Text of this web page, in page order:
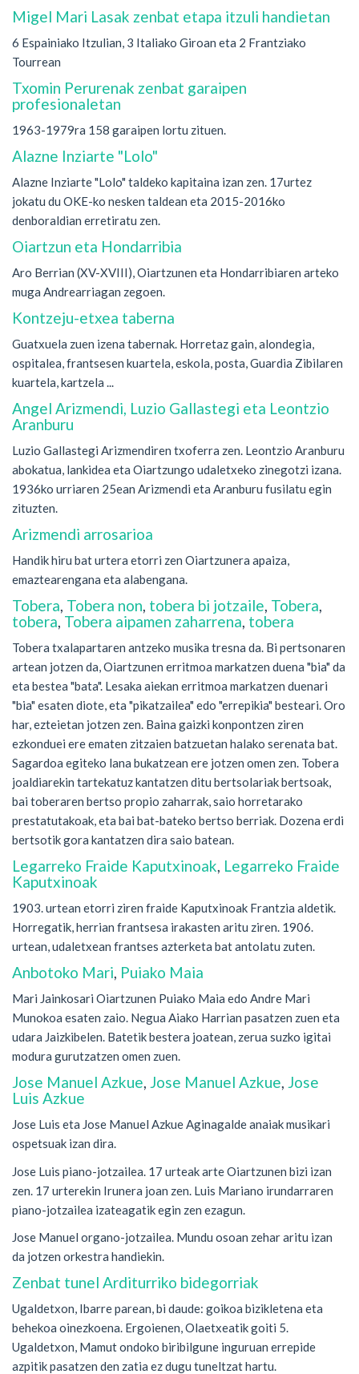
Migel Mari Lasak zenbat etapa itzuli handietan
6 Espainiako Itzulian, 3 Italiako Giroan eta 2 Frantziako
Tourrean
Txomin Perurenak zenbat garaipen
profesionaletan
1963-1979ra 158 garaipen lortu zituen.
Alazne Inziarte "Lolo"
Alazne Inziarte "Lolo" taldeko kapitaina izan zen. 17urtez
jokatu du OKE-ko nesken taldean eta 2015-2016ko
denboraldian erretiratu zen.
Oiartzun eta Hondarribia
Aro Berrian (XV-XVIII), Oiartzunen eta Hondarribiaren arteko
muga Andrearriagan zegoen.
Kontzeju-etxea taberna
Guatxuela zuen izena tabernak. Horretaz gain, alondegia,
ospitalea, frantsesen kuartela, eskola, posta, Guardia Zibilaren
kuartela, kartzela ...
Angel Arizmendi, Luzio Gallastegi eta Leontzio
Aranburu
Luzio Gallastegi Arizmendiren txoferra zen. Leontzio Aranburu
abokatua, lankidea eta Oiartzungo udaletxeko zinegotzi izana.
1936ko urriaren 25ean Arizmendi eta Aranburu fusilatu egin
zituzten.
Arizmendi arrosarioa
Handik hiru bat urtera etorri zen Oiartzunera apaiza,
emaztearengana eta alabengana.
Tobera Tobera non tobera bi jotzaile Tobera
tobera Tobera aipamen zaharrena tobera
Tobera txalapartaren antzeko musika tresna da. Bi pertsonaren
artean jotzen da, Oiartzunen erritmoa markatzen duena "bia" da
eta bestea "bata". Lesaka aiekan erritmoa markatzen duenari
"bia" esaten diote, eta "pikatzailea" edo "errepikia" besteari. Oro
har, ezteietan jotzen zen. Baina gaizki konpontzen ziren
ezkonduei ere ematen zitzaien batzuetan halako serenata bat.
Sagardoa egiteko lana bukatzean ere jotzen omen zen. Tobera
joaldiarekin tartekatuz kantatzen ditu bertsolariak bertsoak,
bai toberaren bertso propio zaharrak, saio horretarako
prestatutakoak, eta bai bat-bateko bertso berriak. Dozena erdi
bertsotik gora kantatzen dira saio batean.
Legarreko Fraide Kaputxinoak Legarreko Fraide
Kaputxinoak
1903. urtean etorri ziren fraide Kaputxinoak Frantzia aldetik.
Horregatik, herrian frantsesa irakasten aritu ziren. 1906.
urtean, udaletxean frantses azterketa bat antolatu zuten.
Anbotoko Mari Puiako Maia
Mari Jainkosari Oiartzunen Puiako Maia edo Andre Mari
Munokoa esaten zaio. Negua Aiako Harrian pasatzen zuen eta
udara Jaizkibelen. Batetik bestera joatean, zerua suzko igitai
modura gurutzatzen omen zuen.
Jose Manuel Azkue Jose Manuel Azkue Jose
Luis Azkue
Jose Luis eta Jose Manuel Azkue Aginagalde anaiak musikari
ospetsuak izan dira.
Jose Luis piano-jotzailea. 17 urteak arte Oiartzunen bizi izan
zen. 17 urterekin Irunera joan zen. Luis Mariano irundarraren
piano-jotzailea izateagatik egin zen ezagun.
Jose Manuel organo-jotzailea. Mundu osoan zehar aritu izan
da jotzen orkestra handiekin.
Zenbat tunel Arditurriko bidegorriak
Ugaldetxon, Ibarre parean, bi daude: goikoa bizikletena eta
behekoa oinezkoena. Ergoienen, Olaetxeatik goiti 5.
Ugaldetxon, Mamut ondoko biribilgune inguruan errepide
azpitik pasatzen den zatia ez dugu tuneltzat hartu.